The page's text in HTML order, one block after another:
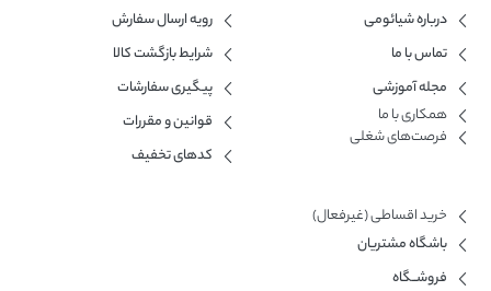
درباره شیائومی
تماس با ما
مجله آموزشی
همکاری با ما​
فرصت‌های شغلی
رویه ارسال سفارش
شرایط بازگشت کالا
پیگیری سفارشات
قوانین و مقررات
کدهای تخفیف
خرید اقساطی (غیرفعال)
باشگاه مشتریان
فروشــگاه